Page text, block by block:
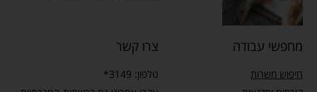
מחפשי עבודה
חיפוש משרות
צרו קשר
טלפון: 3149*